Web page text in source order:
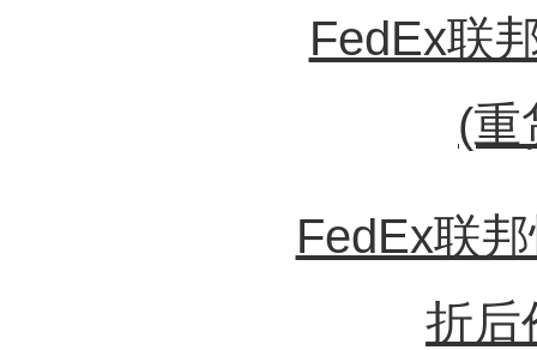
FedEx联
(重
FedEx联
折后